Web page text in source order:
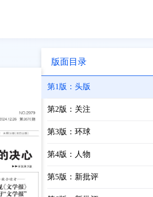
版面目录
第1版：头版
第2版：关注
第3版：环球
第4版：人物
第5版：新批评